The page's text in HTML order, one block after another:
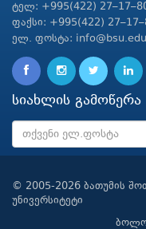
ტელ: +995(422)
ფაქსი: +995(422)
ელ. ფოსტა:
სიახლის გამოწერა
© 2005-2026 ბათუმის
უნივერსიტეტი
ბოლო